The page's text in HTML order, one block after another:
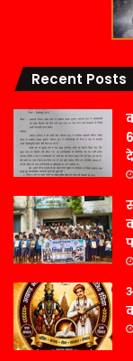
Recent Posts